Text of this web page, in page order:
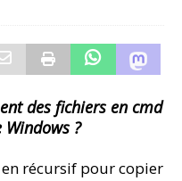
des fichiers en cmd
Windows ?
récursif pour copier